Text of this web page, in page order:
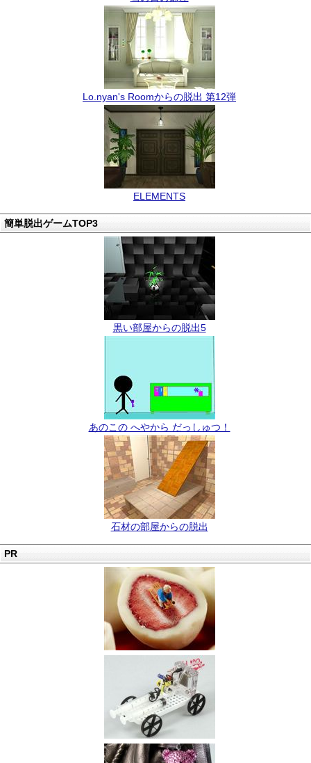
Lo.nyan's Roomからの脱出 第12弾
ELEMENTS
簡単脱出ゲームTOP3
黒い部屋からの脱出5
あのこの へやから だっしゅつ！
石材の部屋からの脱出
PR